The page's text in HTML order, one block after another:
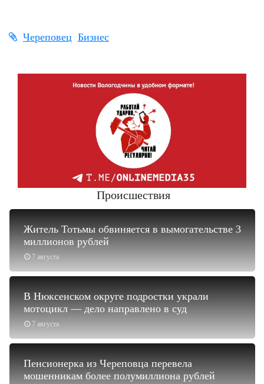
Череповец Бизнес
Происшествия
7 августа
Житель Тотьмы обвиняется в вымогательстве 3
миллионов рублей
7 августа
В Нюксенском округе подростки украли
мотоцикл — дело направлено в суд
Пенсионерка из Череповца перевела
мошенникам более полумиллиона рублей